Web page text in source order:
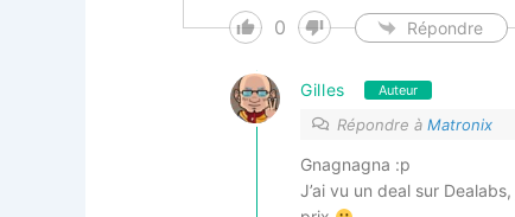
0 Répondre
Gilles Auteur
Répondre à Matronix
Gnagnagna :p
J’ai vu un deal sur